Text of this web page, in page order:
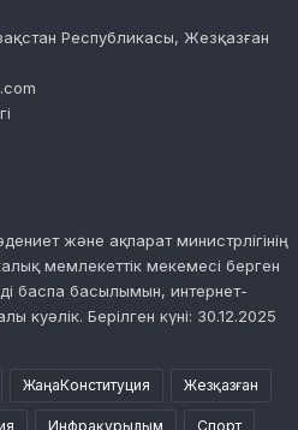
Республикасы, Жезқазған
және ақпарат министрлігінің
мемлекеттік мекемесі берген
баспа басылымын, интернет-
куәлік. Берілген күні: 30.12.2025
ЖаңаКонституция Жезқазған
Инфрақұрылым Спорт